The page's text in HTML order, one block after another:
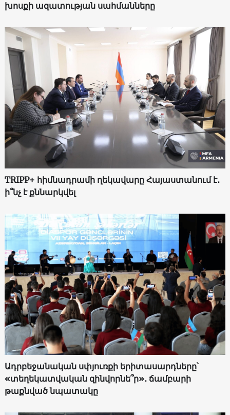
խոսքի ազատության սահմանները
TRIPP+ հիմնադրամի ղեկավարը Հայաստանում է․
ի՞նչ է քննարկվել
Ադրբեջանական սփյուռքի երիտասարդները՝
«տեղեկատվական զինվորնե՞ր»․ ճամբարի
թաքնված նպատակը